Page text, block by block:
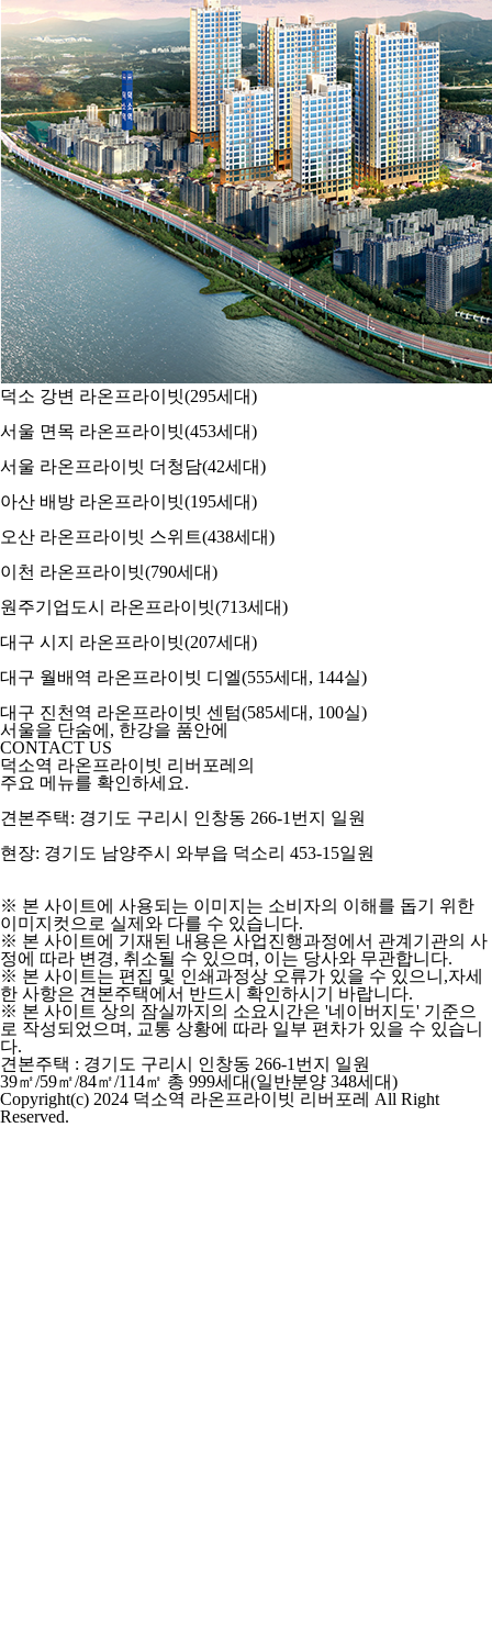
덕소 강변 라온프라이빗(295세대)
서울 면목 라온프라이빗(453세대)
서울 라온프라이빗 더청담(42세대)
아산 배방 라온프라이빗(195세대)
오산 라온프라이빗 스위트(438세대)
이천 라온프라이빗(790세대)
원주기업도시 라온프라이빗(713세대)
대구 시지 라온프라이빗(207세대)
대구 월배역 라온프라이빗 디엘(555세대, 144실)
대구 진천역 라온프라이빗 센텀(585세대, 100실)
서울을 단숨에, 한강을 품안에
CONTACT US
덕소역 라온프라이빗 리버포레의
주요 메뉴를 확인하세요.
견본주택: 경기도 구리시 인창동 266-1번지 일원
현장: 경기도 남양주시 와부읍 덕소리 453-15일원
※ 본 사이트에 사용되는 이미지는 소비자의 이해를 돕기 위한
이미지컷으로 실제와 다를 수 있습니다.
※ 본 사이트에 기재된 내용은 사업진행과정에서 관계기관의 사
정에 따라 변경, 취소될 수 있으며, 이는 당사와 무관합니다.
※ 본 사이트는 편집 및 인쇄과정상 오류가 있을 수 있으니,자세
한 사항은 견본주택에서 반드시 확인하시기 바랍니다.
※ 본 사이트 상의 잠실까지의 소요시간은 '네이버지도' 기준으
로 작성되었으며, 교통 상황에 따라 일부 편차가 있을 수 있습니
다.
견본주택 : 경기도 구리시 인창동 266-1번지 일원
39㎡/59㎡/84㎡/114㎡ 총 999세대(일반분양 348세대)
Copyright(c) 2024 덕소역 라온프라이빗 리버포레 All Right
Reserved.